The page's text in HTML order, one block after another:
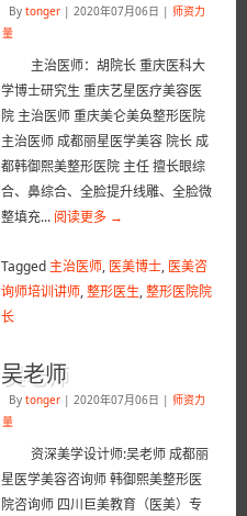
By tonger | 2020年07月06日 | 师资力
量
主治医师：胡院长 重庆医科大
学博士研究生 重庆艺星医疗美容医
院 主治医师 重庆美仑美奂整形医院
主治医师 成都丽星医学美容 院长 成
都韩御熙美整形医院 主任 擅长眼综
合、鼻综合、全脸提升线雕、全脸微
整填充... 阅读更多 →
Tagged 主治医师, 医美博士, 医美咨
询师培训讲师,整形医生,整形医院院
长
吴老师
By tonger | 2020年07月06日 | 师资力
量
资深美学设计师:吴老师 成都丽
星医学美容咨询师 韩御熙美整形医
院咨询师 四川巨美教育（医美）专